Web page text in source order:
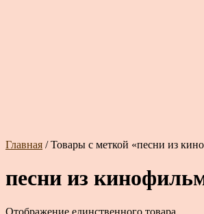
Главная / Товары с меткой «песни из
песни из
Отображение единственного товара